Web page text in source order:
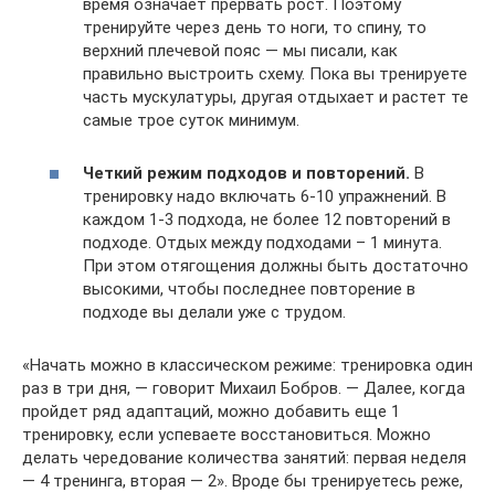
время означает прервать рост. Поэтому
тренируйте через день то ноги, то спину, то
верхний плечевой пояс — мы писали, как
правильно выстроить схему. Пока вы тренируете
часть мускулатуры, другая отдыхает и растет те
самые трое суток минимум.
Четкий режим подходов и повторений. В
тренировку надо включать 6-10 упражнений. В
каждом 1-3 подхода, не более 12 повторений в
подходе. Отдых между подходами – 1 минута.
При этом отягощения должны быть достаточно
высокими, чтобы последнее повторение в
подходе вы делали уже с трудом.
«Начать можно в классическом режиме: тренировка один
раз в три дня, — говорит Михаил Бобров. — Далее, когда
пройдет ряд адаптаций, можно добавить еще 1
тренировку, если успеваете восстановиться. Можно
делать чередование количества занятий: первая неделя
— 4 тренинга, вторая — 2». Вроде бы тренируетесь реже,